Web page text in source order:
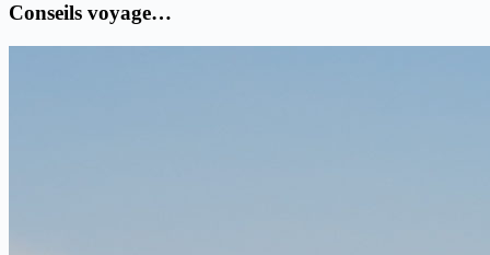
Conseils voyage…